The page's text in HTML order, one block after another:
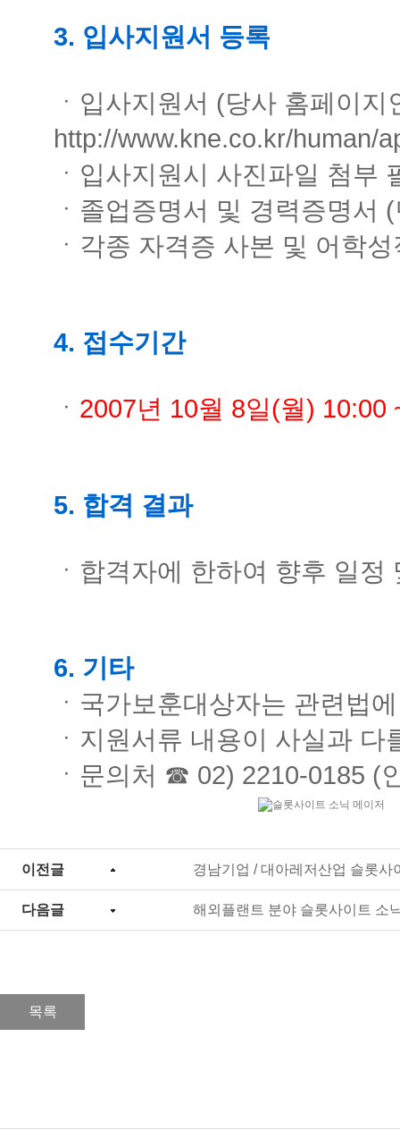
3. 입사지원서 등록
ㆍ입사지원서 (당사 홈페이지
http://www.kne.co.kr/human/
ㆍ입사지원시 사진파일 첨부
ㆍ졸업증명서 및 경력증명서
ㆍ각종 자격증 사본 및 어학
4. 접수기간
ㆍ 2007년 10월 8일(월) 10:00
5. 합격 결과
ㆍ합격자에 한하여 향후 일
6. 기타
ㆍ국가보훈대상자는 관련법
ㆍ지원서류 내용이 사실과
ㆍ문의처 ☎ 02) 2210-0185 (
이전글 경남기업 / 대아레저산업 슬롯사
다음글 해외플랜트 분야 슬롯사이트 소
목록